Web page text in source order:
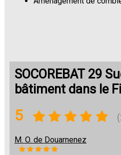
SOCOREBAT 29
bâtiment dans le
5
M. O. de Douarnenez